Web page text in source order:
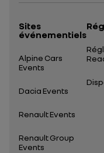
Sites
événementiels
Alpine Cars
Events
Dacia Events
Renault Events
Renault Group
Events